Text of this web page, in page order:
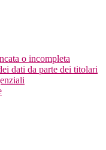
o incompleta
dati da parte dei titolari